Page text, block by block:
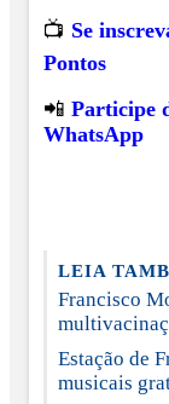
📺 Se
Pontos
📲 Participe
WhatsApp
LEIA
Francisco
Estação de
musicais